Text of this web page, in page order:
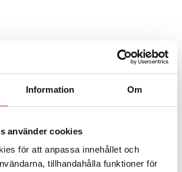
Information Om
använder cookies
för att anpassa innehållet och
tillhandahålla funktioner för
höjs med 2 300
underkänns på